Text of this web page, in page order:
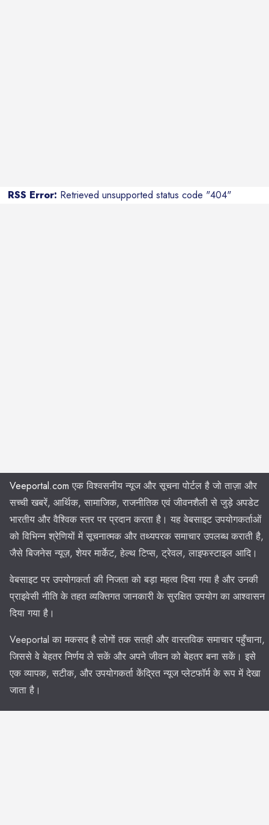
RSS Error: Retrieved unsupported status code "404"
Veeportal.com एक विश्वसनीय न्यूज और सूचना पोर्टल है जो ताज़ा और
सच्ची खबरें, आर्थिक, सामाजिक, राजनीतिक एवं जीवनशैली से जुड़े अपडेट
भारतीय और वैश्विक स्तर पर प्रदान करता है। यह वेबसाइट उपयोगकर्ताओं
को विभिन्न श्रेणियों में सूचनात्मक और तथ्यपरक समाचार उपलब्ध कराती है,
जैसे बिजनेस न्यूज़, शेयर मार्केट, हेल्थ टिप्स, ट्रेवल, लाइफस्टाइल आदि।
वेबसाइट पर उपयोगकर्ता की निजता को बड़ा महत्व दिया गया है और उनकी
प्राइवेसी नीति के तहत व्यक्तिगत जानकारी के सुरक्षित उपयोग का आश्वासन
दिया गया है।
Veeportal का मकसद है लोगों तक सतही और वास्तविक समाचार पहुँचाना,
जिससे वे बेहतर निर्णय ले सकें और अपने जीवन को बेहतर बना सकें। इसे
एक व्यापक, सटीक, और उपयोगकर्ता केंद्रित न्यूज प्लेटफॉर्म के रूप में देखा
जाता है।